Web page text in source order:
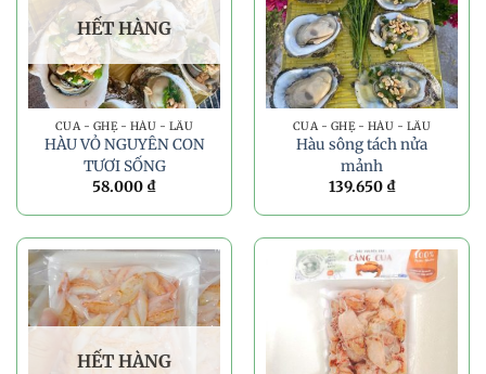
HẾT HÀNG
CUA - GHẸ - HÀU - LẨU
HÀU VỎ NGUYÊN CON
TƯƠI SỐNG
58.000 ₫
CUA - GHẸ - HÀU - LẨU
Hàu sông tách nửa
mảnh
139.650 ₫
HẾT HÀNG